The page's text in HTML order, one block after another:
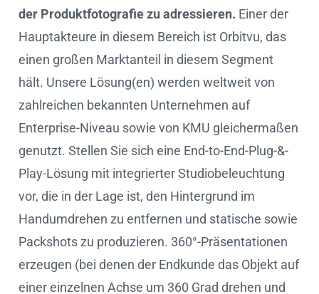
der Produktfotografie zu adressieren. Einer der
Hauptakteure in diesem Bereich ist Orbitvu, das
einen großen Marktanteil in diesem Segment
hält. Unsere Lösung(en) werden weltweit von
zahlreichen bekannten Unternehmen auf
Enterprise-Niveau sowie von KMU gleichermaßen
genutzt. Stellen Sie sich eine End-to-End-Plug-&-
Play-Lösung mit integrierter Studiobeleuchtung
vor, die in der Lage ist, den Hintergrund im
Handumdrehen zu entfernen und statische sowie
Packshots zu produzieren. 360°-Präsentationen
erzeugen (bei denen der Endkunde das Objekt auf
einer einzelnen Achse um 360 Grad drehen und